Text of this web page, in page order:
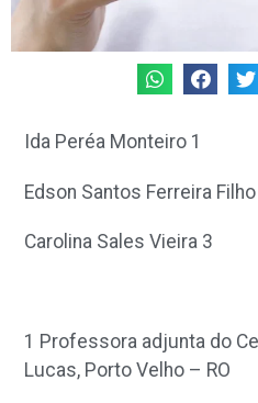
Ida Peréa Monteiro 1
Edson Santos Ferreira Filho
Carolina Sales Vieira 3
1 Professora adjunta do
Lucas, Porto Velho – RO